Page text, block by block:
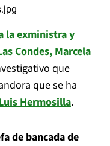
la exministra y
Condes, Marcela
que
que se ha
Hermosilla.
de bancada de